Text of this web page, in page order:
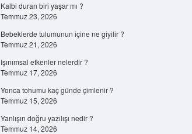
Kalbi duran biri yaşar mı ?
Temmuz 23, 2026
Bebeklerde tulumunun içine ne giyilir ?
Temmuz 21, 2026
Işınımsal etkenler nelerdir ?
Temmuz 17, 2026
Yonca tohumu kaç günde çimlenir ?
Temmuz 15, 2026
Yanlışın doğru yazılışı nedir ?
Temmuz 14, 2026